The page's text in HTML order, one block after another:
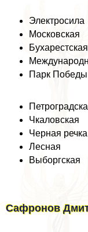
Электросила
Московская
Бухарестская
Парк Победы
Чкаловская
Черная речка
Лесная
Выборгская
Сафронов